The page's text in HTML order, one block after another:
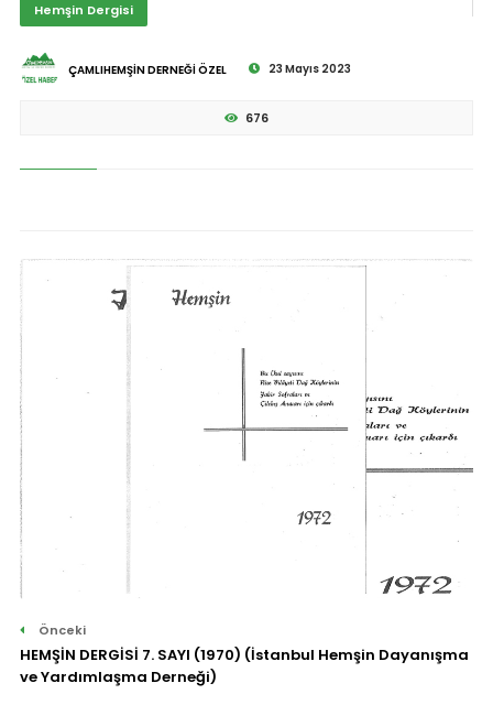
Hemşin Dergisi
ÇAMLIHEMŞİN DERNEĞİ ÖZEL 23 Mayıs 2023
676
Önceki
HEMŞİN DERGİSİ 7. SAYI (1970) (İstanbul Hemşin Dayanışma
ve Yardımlaşma Derneği)